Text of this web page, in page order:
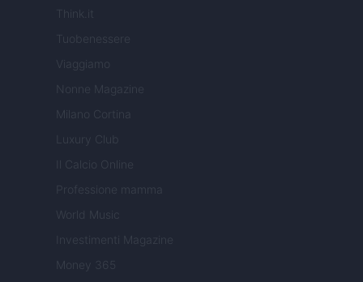
Think.it
Tuobenessere
Viaggiamo
Nonne Magazine
Milano Cortina
Luxury Club
Il Calcio Online
Professione mamma
World Music
Investimenti Magazine
Money 365